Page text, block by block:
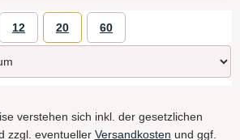
12 20 60
verstehen sich inkl. der gesetzlichen
zzgl. eventueller Versandkosten und ggf.